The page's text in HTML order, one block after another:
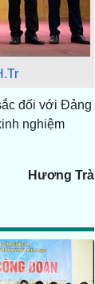
đối với Đảng
nghiệm
Hương Trà